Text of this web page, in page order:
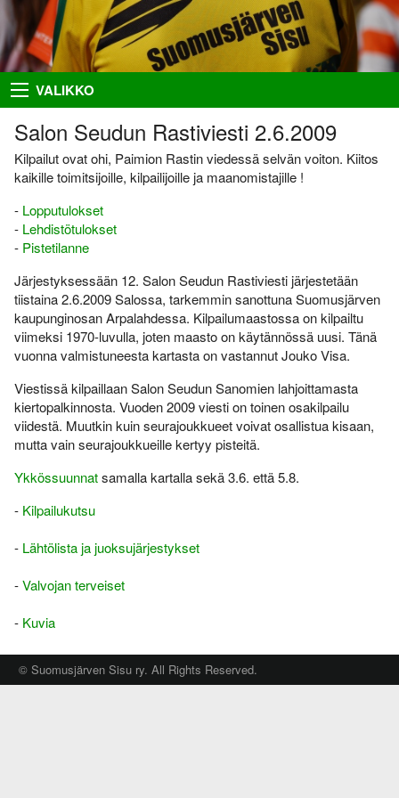
VALIKKO
Takaisin
Hiihto
Palloilu- ja yleisurheilu
Suunnistus
Uutiset
Kalenteri
Menneitä
Takaisin
Riston Hölkkä
Ykkössuunnat
Salon Seudun Rastiviesti 2023
Karjalan Liiton
28.8.2021
Varsinais-Suomen Rastipäivät
8.–9.8.2020
Varsinais-Suomen AM-yö
Varsinais-Suomen AM-
keskimatka 3.6.2018
Tulosarkisto
Takaisin
Kuvat
Puvut
Ilmoittautumisohjeet
Irma
Netti-ilmo
JÄSENTEN SIVUJA
Timo Rapakko
Ylläpito
Takaisin
Seuraesittely
Organisaatio
Facebook
Flickr
RSS
Salon Seudun Rastiviesti 2.6.2009
Kilpailut ovat ohi, Paimion Rastin viedessä selvän voiton. Kiitos
kaikille toimitsijoille, kilpailijoille ja maanomistajille !
- Lopputulokset
- Lehdistötulokset
- Pistetilanne
Järjestyksessään 12. Salon Seudun Rastiviesti järjestetään
tiistaina 2.6.2009 Salossa, tarkemmin sanottuna Suomusjärven
kaupunginosan Arpalahdessa. Kilpailumaastossa on kilpailtu
viimeksi 1970-luvulla, joten maasto on käytännössä uusi. Tänä
vuonna valmistuneesta kartasta on vastannut Jouko Visa.
Viestissä kilpaillaan Salon Seudun Sanomien lahjoittamasta
kiertopalkinnosta. Vuoden 2009 viesti on toinen osakilpailu
viidestä. Muutkin kuin seurajoukkueet voivat osallistua kisaan,
mutta vain seurajoukkueille kertyy pisteitä.
Ykkössuunnatsamalla kartalla sekä 3.6. että 5.8.
- Kilpailukutsu
- Lähtölista ja juoksujärjestykset
-Valvojan terveiset
- Kuvia
© Suomusjärven Sisu ry. All Rights Reserved.